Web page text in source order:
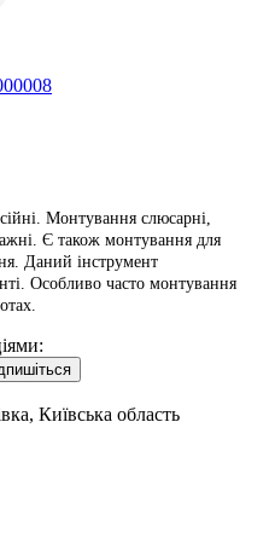
Монтування слюсарні,
Є також монтування для
Даний інструмент
Особливо часто монтування
Київська область